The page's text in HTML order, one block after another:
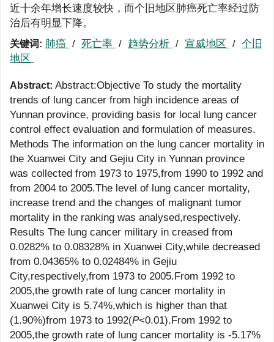
近十余年增长速度较快，而个旧地区肺癌死亡率经过防
治后有明显下降。
关键词: 肺癌 / 死亡率 / 趋势分析 / 宣威地区 / 个旧
地区
Abstract: Abstract:Objective To study the mortality
trends of lung cancer from high incidence areas of
Yunnan province, providing basis for local lung cancer
control effect evaluation and formulation of measures.
Methods The information on the lung cancer mortality in
the Xuanwei City and Gejiu City in Yunnan province
was collected from 1973 to 1975,from 1990 to 1992 and
from 2004 to 2005.The level of lung cancer mortality,
increase trend and the changes of malignant tumor
mortality in the ranking was analysed,respectively.
Results The lung cancer military in creased from
0.0282% to 0.08328% in Xuanwei City,while decreased
from 0.04365% to 0.02484% in Gejiu
City,respectively,from 1973 to 2005.From 1992 to
2005,the growth rate of lung cancer mortality in
Xuanwei City is 5.74%,which is higher than that
(1.90%)from 1973 to 1992(P<0.01).From 1992 to
2005,the growth rate of lung cancer mortality is -5.17%